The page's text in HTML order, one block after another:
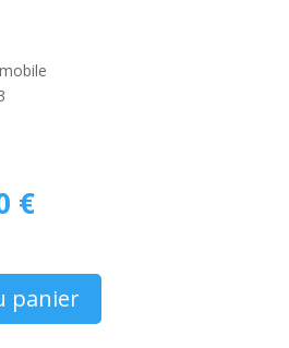
:
€.
€Le
prix
est :
8,00 €.
panier